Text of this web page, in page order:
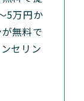
5万円か
無料で
セリン